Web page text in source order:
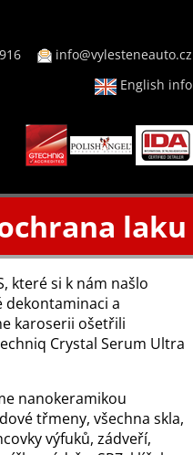
info@vylesteneauto.cz
English info
laku
které si k nám našlo
dekontaminaci a
karoserii ošetřili
Crystal Serum Ultra
nanokeramikou
třmeny, všechna skla,
výfuků, zádveří,